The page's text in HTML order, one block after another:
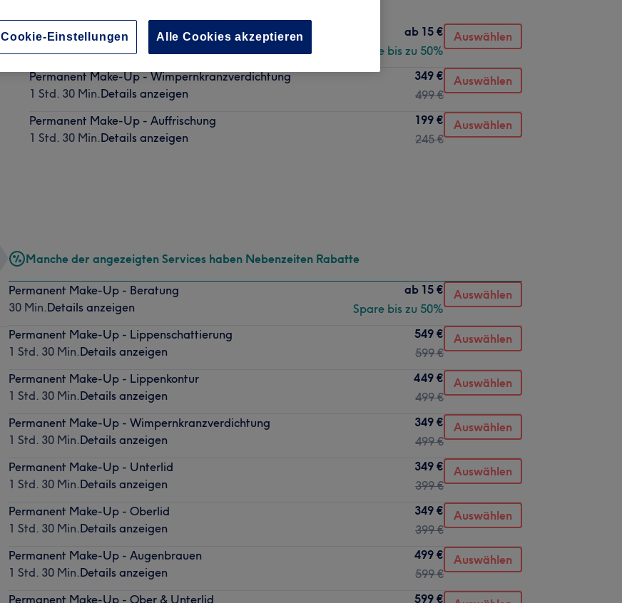
Permanent Make-Up - Beratung
ab 15 €
Spare bis zu 50%
Auswählen
Permanent Make-Up - Wimpernkranzverdichtung
1 Std. 30 Min.Details anzeigen
349 €
499 €
Auswählen
Permanent Make-Up - Auffrischung
1 Std. 30 Min.Details anzeigen
199 €
245 €
Auswählen
Manche der angezeigten Services haben Nebenzeiten Rabatte
Permanent Make-Up - Beratung
30 Min.Details anzeigen
ab 15 €
Spare bis zu 50%
Auswählen
Permanent Make-Up - Lippenschattierung
1 Std. 30 Min.Details anzeigen
549 €
599 €
Auswählen
Permanent Make-Up - Lippenkontur
1 Std. 30 Min.Details anzeigen
449 €
499 €
Auswählen
Permanent Make-Up - Wimpernkranzverdichtung
1 Std. 30 Min.Details anzeigen
349 €
499 €
Auswählen
Permanent Make-Up - Unterlid
1 Std. 30 Min.Details anzeigen
349 €
399 €
Auswählen
Permanent Make-Up - Oberlid
1 Std. 30 Min.Details anzeigen
349 €
399 €
Auswählen
Permanent Make-Up - Augenbrauen
1 Std. 30 Min.Details anzeigen
499 €
599 €
Auswählen
Permanent Make-Up - Ober & Unterlid
599 €
Cookie-Einstellungen Alle Cookies akzeptieren